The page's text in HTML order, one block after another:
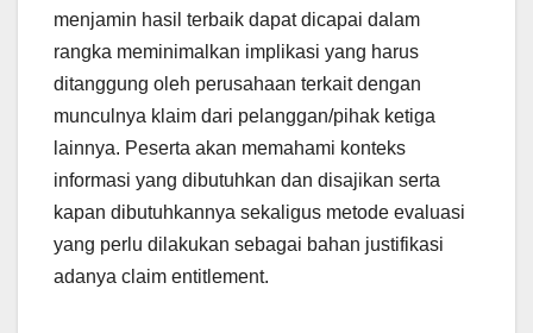
menjamin hasil terbaik dapat dicapai dalam
rangka meminimalkan implikasi yang harus
ditanggung oleh perusahaan terkait dengan
munculnya klaim dari pelanggan/pihak ketiga
lainnya. Peserta akan memahami konteks
informasi yang dibutuhkan dan disajikan serta
kapan dibutuhkannya sekaligus metode evaluasi
yang perlu dilakukan sebagai bahan justifikasi
adanya claim entitlement.